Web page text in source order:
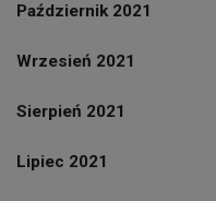
Październik 2021
Wrzesień 2021
Sierpień 2021
Lipiec 2021